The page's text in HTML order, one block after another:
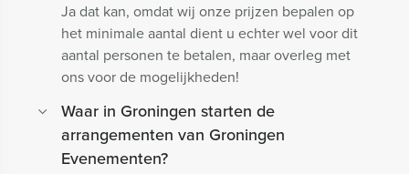
Ja dat kan, omdat wij onze prijzen bepalen op
het minimale aantal dient u echter wel voor dit
aantal personen te betalen, maar overleg met
ons voor de mogelijkheden!
Waar in Groningen starten de
arrangementen van Groningen
Evenementen?